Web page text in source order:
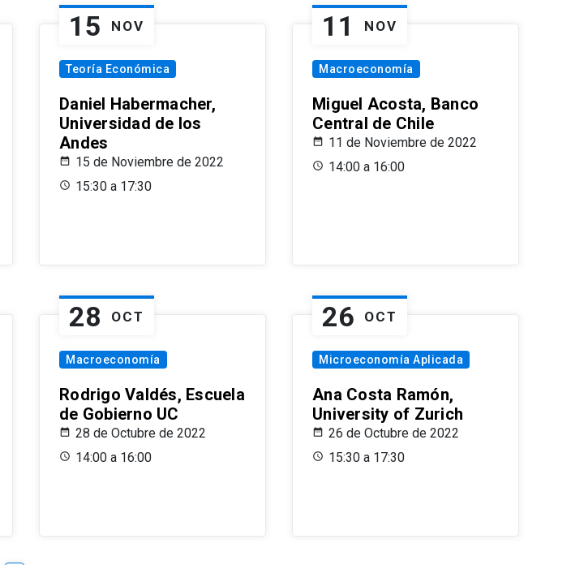
15 NOV
Teoría Económica
Daniel Habermacher,
Universidad de los
Andes
15 de Noviembre de 2022
15:30 a 17:30
11 NOV
Macroeconomía
Miguel Acosta, Banco
Central de Chile
11 de Noviembre de 2022
14:00 a 16:00
28 OCT
Macroeconomía
Rodrigo Valdés, Escuela
de Gobierno UC
28 de Octubre de 2022
14:00 a 16:00
26 OCT
Microeconomía Aplicada
Ana Costa Ramón,
University of Zurich
26 de Octubre de 2022
15:30 a 17:30